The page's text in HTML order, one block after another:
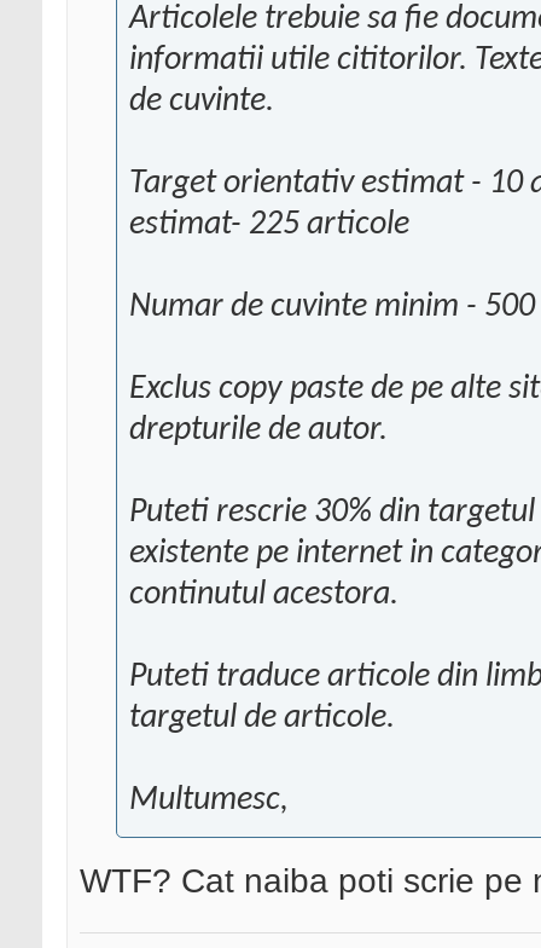
Articolele trebuie sa fie
informatii utile cititorilor.
de cuvinte.
Target orientativ estimat - 10
estimat- 225 articole
Numar de cuvinte minim -
Exclus copy paste de pe alte
drepturile de autor.
Puteti rescrie 30% din
existente pe internet in
continutul acestora.
Puteti traduce articole din
targetul de articole.
Multumesc,
WTF? Cat naiba poti scrie